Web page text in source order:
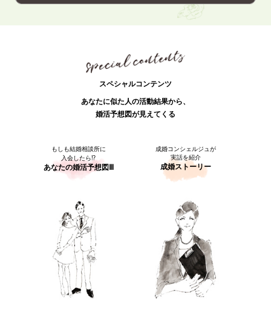
スペシャルコンテンツ
あなたに似た人の活動結果から、
婚活予想図が見えてくる
もしも結婚相談所に
入会したら⁉
あなたの婚活予想図Ⅲ
成婚コンシェルジュが
実話を紹介
成婚ストーリー